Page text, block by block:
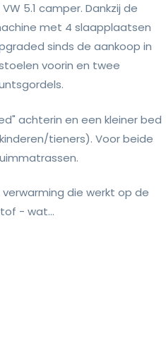
5.1 camper. Dankzij de
met 4 slaapplaatsen
sinds de aankoop in
voorin en twee
achterin en een kleiner bed
tieners). Voor beide
die werkt op de
- wat...